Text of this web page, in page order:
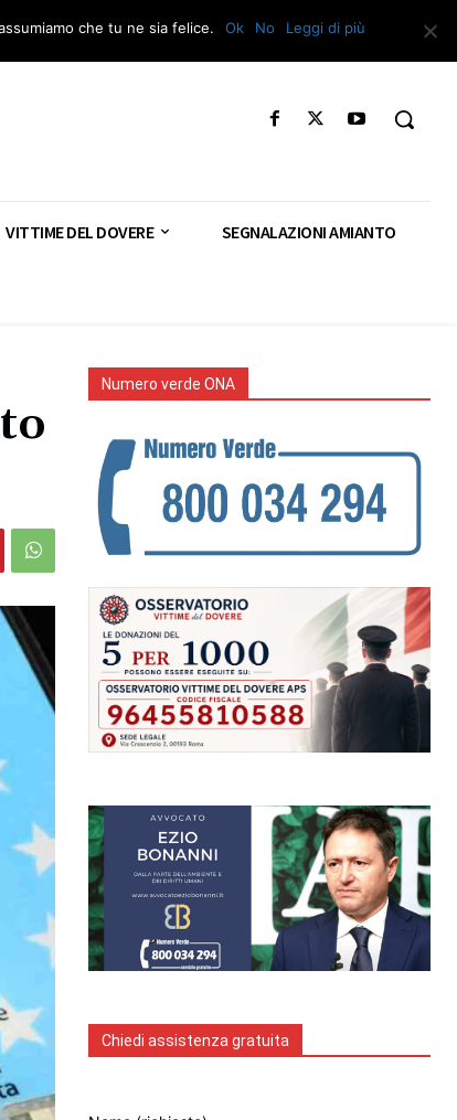
– Repac
VITTIME DEL DOVERE SEGNALAZIONI AMIANTO
Numero verde ONA
Chiedi assistenza gratuita
che tu ne sia felice. Ok No Leggi di più